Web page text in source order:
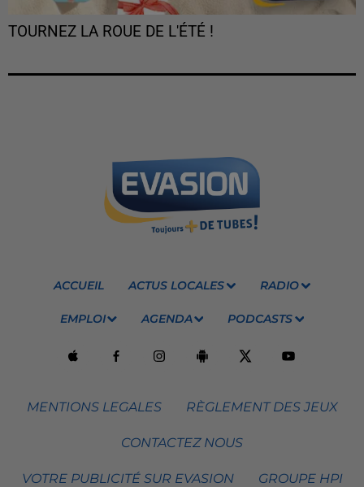
TOURNEZ LA ROUE DE L'ÉTÉ !
ACCUEIL ACTUS LOCALES RADIO
EMPLOI AGENDA PODCASTS
MENTIONS LEGALES RÈGLEMENT DES JEUX
CONTACTEZ NOUS
VOTRE PUBLICITÉ SUR EVASION GROUPE HPI